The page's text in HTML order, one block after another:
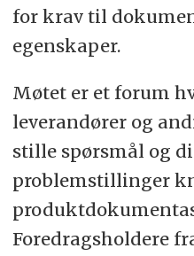
for krav til
egenskaper.
Møtet er et forum
leverandører og
stille spørsmål og
problemstillinger
Foredragsholdere